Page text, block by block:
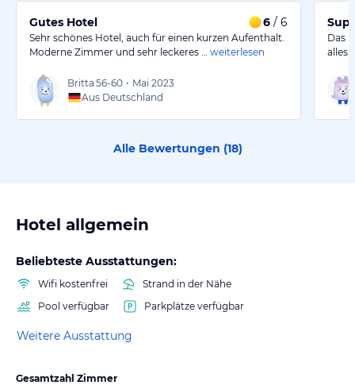
Gutes Hotel 6 / 6
Sehr schönes Hotel, auch für einen kurzen Aufenthalt.
Moderne Zimmer und sehr leckeres …
weiterlesen
Britta 56-60 • Mai 2023
Aus Deutschland
Das
alles
Alle Bewertungen (18)
Hotel allgemein
Beliebteste Ausstattungen:
Wifi kostenfrei
Strand in der Nähe
Pool verfügbar
Parkplätze verfügbar
Weitere Ausstattung
Gesamtzahl Zimmer